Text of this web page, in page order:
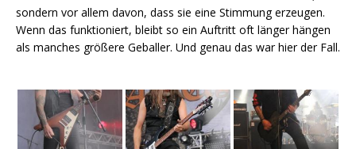
sondern vor allem davon, dass sie eine Stimmung erzeugen.
Wenn das funktioniert, bleibt so ein Auftritt oft länger hängen
als manches größere Geballer. Und genau das war hier der Fall.